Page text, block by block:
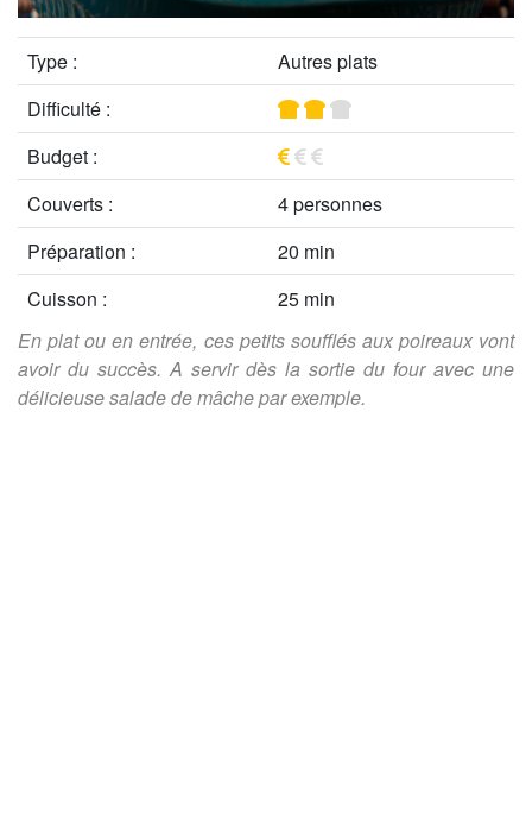
Type :
Autres plats
Difficulté :
Budget :
Couverts :
4 personnes
Préparation :
20 min
Cuisson :
25 min
En plat ou en entrée, ces petits soufflés aux poireaux vont
avoir du succès. A servir dès la sortie du four avec une
délicieuse salade de mâche par exemple.